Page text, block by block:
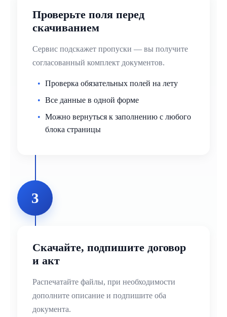
Проверьте поля перед
скачиванием
Сервис подскажет пропуски — вы получите
согласованный комплект документов.
Проверка обязательных полей на лету
Все данные в одной форме
Можно вернуться к заполнению с любого
блока страницы
3
Скачайте, подпишите договор
и акт
Распечатайте файлы, при необходимости
дополните описание и подпишите оба
документа.